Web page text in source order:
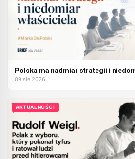
Polska ma nadmiar strategii i
09 sie 2026
AKTUALNOŚCI